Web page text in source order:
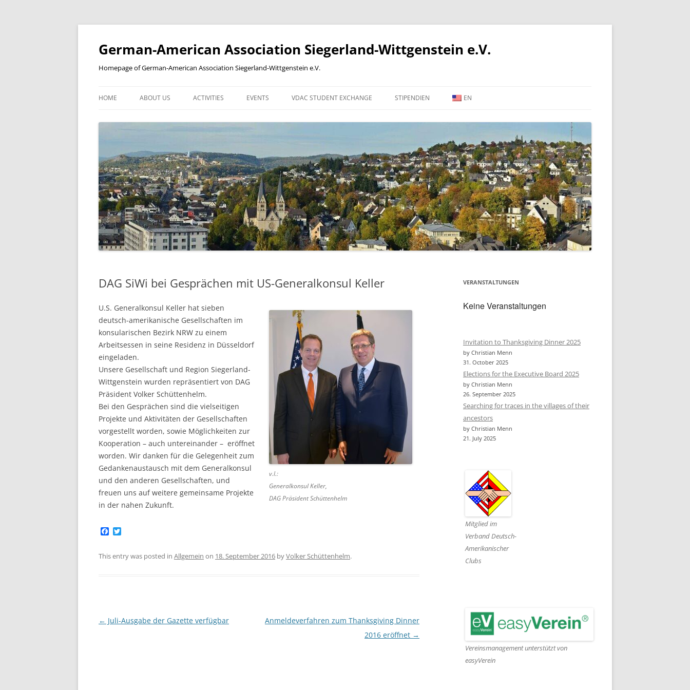
Skip
German-American Association Siegerland-Wittgenstein e.V.
Homepage of German-American Association Siegerland-Wittgenstein e.V.
HOME ABOUT US
2013
2014
2015
2016
2017
2019
2023
BILDERGALERIE
KOOPERATIONSPARTNER
PARTNERSCHAFTEN
MITGLIEDSCHAFT ONLINE-BEITRITTSERKLÄRUNG
VORSTAND
ACTIVITIES EVENTS VDAC STUDENT EXCHANGE STIPENDIEN EN
DAG SiWi bei Gesprächen mit US-Generalkonsul Keller
v.l.:
Generalkonsul Keller,
DAG Präsident Schüttenhelm
U.S. Generalkonsul Keller hat sieben
deutsch-amerikanische Gesellschaften im
konsularischen Bezirk NRW zu einem
Arbeitsessen in seine Residenz in Düsseldorf
eingeladen.
Unsere Gesellschaft und Region Siegerland-
Wittgenstein wurden repräsentiert von DAG
Präsident Volker Schüttenhelm.
Bei den Gesprächen sind die vielseitigen
Projekte und Aktivitäten der Gesellschaften
vorgestellt worden, sowie Möglichkeiten zur
Kooperation – auch untereinander – eröffnet
worden. Wir danken für die Gelegenheit zum
Gedankenaustausch mit dem Generalkonsul
und den anderen Gesellschaften, und
freuen uns auf weitere gemeinsame Projekte
in der nahen Zukunft.
e t
This entry was posted in Allgemein on 18. September 2016 byVolker Schüttenhelm.
Post
← Juli-Ausgabe der Gazette verfügbar
Anmeldeverfahren zum Thanksgiving Dinner
2016 eröffnet →
VERANSTALTUNGEN
Keine Veranstaltungen
Invitation to Thanksgiving Dinner 2025
by Christian Menn
31. October 2025
Elections for the Executive Board 2025
by Christian Menn
26. September 2025
Searching for traces in the villages of their
ancestors
by Christian Menn
21. July 2025
Mitglied im
Verband Deutsch-
Amerikanischer
Clubs
Vereinsmanagement unterstützt von
easyVerein